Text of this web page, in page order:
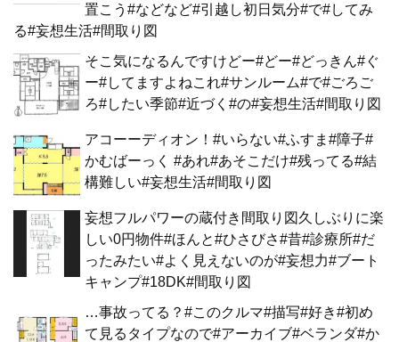
置こう#などなど#引越し初日気分#で#してみ
る#妄想生活#間取り図
そこ気になるんですけどー#どー#どっきん#ぐ
ー#してますよねこれ#サンルーム#で#ごろご
ろ#したい季節#近づく#の#妄想生活#間取り図
アコーーディオン！#いらない#ふすま#障子#
かむばーっく #あれ#あそこだけ#残ってる#結
構難しい#妄想生活#間取り図
妄想フルパワーの蔵付き間取り図久しぶりに楽
しい0円物件#ほんと#ひさびさ#昔#診療所#だ
ったみたい#よく見えないのが#妄想力#ブート
キャンプ#18DK#間取り図
…事故ってる？#このクルマ#描写#好き#初め
て見るタイプなので#アーカイブ#ベランダ#か